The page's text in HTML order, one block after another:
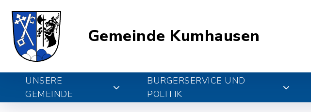
Gemeinde Kumhausen
UNSERE
GEMEINDE
BÜRGERSERVICE UND
POLITIK